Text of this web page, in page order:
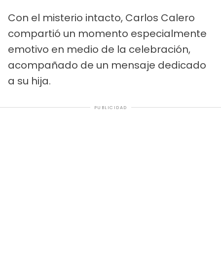
Con el misterio intacto, Carlos Calero
compartió un momento especialmente
emotivo en medio de la celebración,
acompañado de un mensaje dedicado
a su hija.
PUBLICIDAD